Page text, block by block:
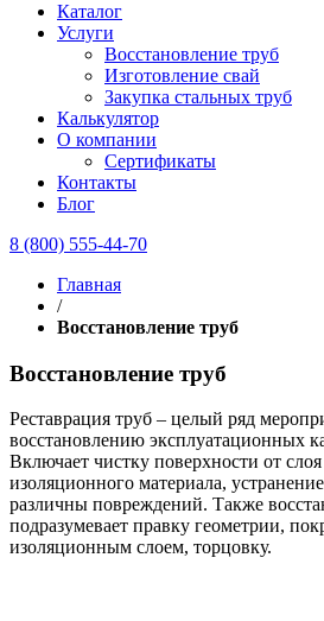
Каталог
Услуги
Восстановление труб
Изготовление свай
Закупка стальных труб
Калькулятор
О компании
Сертификаты
Контакты
Блог
8 (800) 555-44-70
Главная
/
Восстановление труб
Восстановление труб
Реставрация труб – целый ряд
восстановлению эксплуатационных
Включает чистку поверхности от
изоляционного материала,
различны повреждений. Также
подразумевает правку геометрии,
изоляционным слоем, торцовку.